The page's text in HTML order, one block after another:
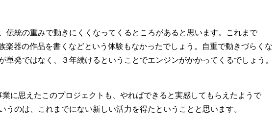
統の重みで動きにくくなってくるところがあると思います。これまで
器の作品を書くなどという体験もなかったでしょう。自重で動きづらくな
発ではなく、３年続けるということでエンジンがかかってくるでしょう。
に思えたこのプロジェクトも、やればできると実感してもらえたようで
のは、これまでにない新しい活力を得たということと思います。